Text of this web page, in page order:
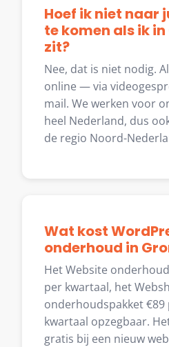
Hoef ik niet naar
te komen als ik
zit?
Nee, dat is niet nodig.
online — via
mail. We werken voor
heel Nederland, dus
de regio Noord-
Wat kost
onderhoud in
Het Website
per kwartaal, het
onderhoudspakket €89
kwartaal opzegbaar.
gratis bij een nieuw